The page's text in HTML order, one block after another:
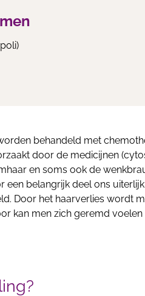
behandeld met
door de medicijnen
en soms ook de
belangrijk deel ons
Door het haarverlies wordt
kan men zich geremd